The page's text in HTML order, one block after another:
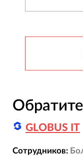
GLOBUS IT
Сотрудников: